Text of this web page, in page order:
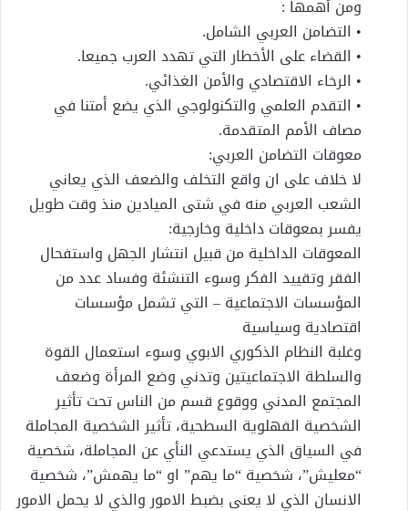
ومن أهمها :
• التضامن العربي الشامل.
• القضاء على الأخطار التي تهدد العرب جميعا.
• الرخاء الاقتصادي والأمن الغذائي.
• التقدم العلمي والتكنولوجي الذي يضع أمتنا في
مصاف الأمم المتقدمة.
معوقات التضامن العربي:
لا خلاف على ان واقع التخلف والضعف الذي يعاني
الشعب العربي منه في شتى الميادين منذ وقت طويل
يفسر بمعوقات داخلية وخارجية:
المعوقات الداخلية من قبيل انتشار الجهل واستفحال
الفقر وتقييد الفكر وسوء التنشئة وفساد عدد من
المؤسسات الاجتماعية – التي تشمل مؤسسات
اقتصادية وسياسية
وغلبة النظام الذكوري الابوي وسوء استعمال القوة
والسلطة الاجتماعيتين وتدني وضع المرأة وضعف
المجتمع المدني ووقوع قسم من الناس تحت تأثير
الشخصية الفهلوية السطحية، تأثير الشخصية المجاملة
في السياق الذي يستدعي النأي عن المجاملة، شخصية
“معليش”، شخصية “ما يهم” او “ما يهمش”، شخصية
الانسان الذي لا يعنى بضبط الامور والذي لا يحمل الامور